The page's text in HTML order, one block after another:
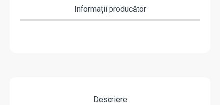
Informații producător
Descriere